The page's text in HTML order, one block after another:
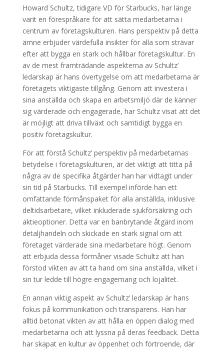
Howard Schultz, tidigare VD för Starbucks, har länge
varit en förespråkare för att sätta medarbetarna i
centrum av företagskulturen. Hans perspektiv på detta
ämne erbjuder värdefulla insikter för alla som strävar
efter att bygga en stark och hållbar företagskultur. En
av de mest framträdande aspekterna av Schultz’
ledarskap är hans övertygelse om att medarbetarna är
företagets viktigaste tillgång. Genom att investera i
sina anställda och skapa en arbetsmiljö där de känner
sig värderade och engagerade, har Schultz visat att det
är möjligt att driva tillväxt och samtidigt bygga en
positiv företagskultur.
För att förstå Schultz’ perspektiv på medarbetarnas
betydelse i företagskulturen, är det viktigt att titta på
några av de specifika åtgärder han har vidtagit under
sin tid på Starbucks. Till exempel införde han ett
omfattande förmånspaket för alla anställda, inklusive
deltidsarbetare, vilket inkluderade sjukförsäkring och
aktieoptioner. Detta var en banbrytande åtgärd inom
detaljhandeln och skickade en stark signal om att
företaget värderade sina medarbetare högt. Genom
att erbjuda dessa förmåner visade Schultz att han
förstod vikten av att ta hand om sina anställda, vilket i
sin tur ledde till högre engagemang och lojalitet.
En annan viktig aspekt av Schultz’ ledarskap är hans
fokus på kommunikation och transparens. Han har
alltid betonat vikten av att hålla en öppen dialog med
medarbetarna och att lyssna på deras feedback. Detta
har skapat en kultur av öppenhet och förtroende, där